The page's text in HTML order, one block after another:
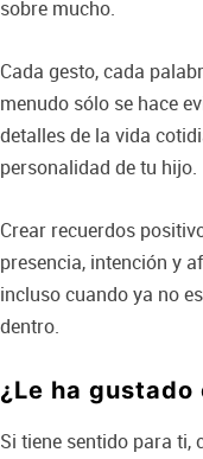
sobre mucho.
Cada gesto, cada
menudo sólo se hace
detalles de la vida
personalidad de tu hijo.
Crear recuerdos
presencia, intención y
incluso cuando ya no
dentro.
¿Le ha
Si tiene sentido para ti,